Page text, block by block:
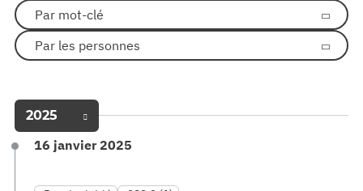
Par mot-clé
Par les personnes
2025
16 janvier 2025